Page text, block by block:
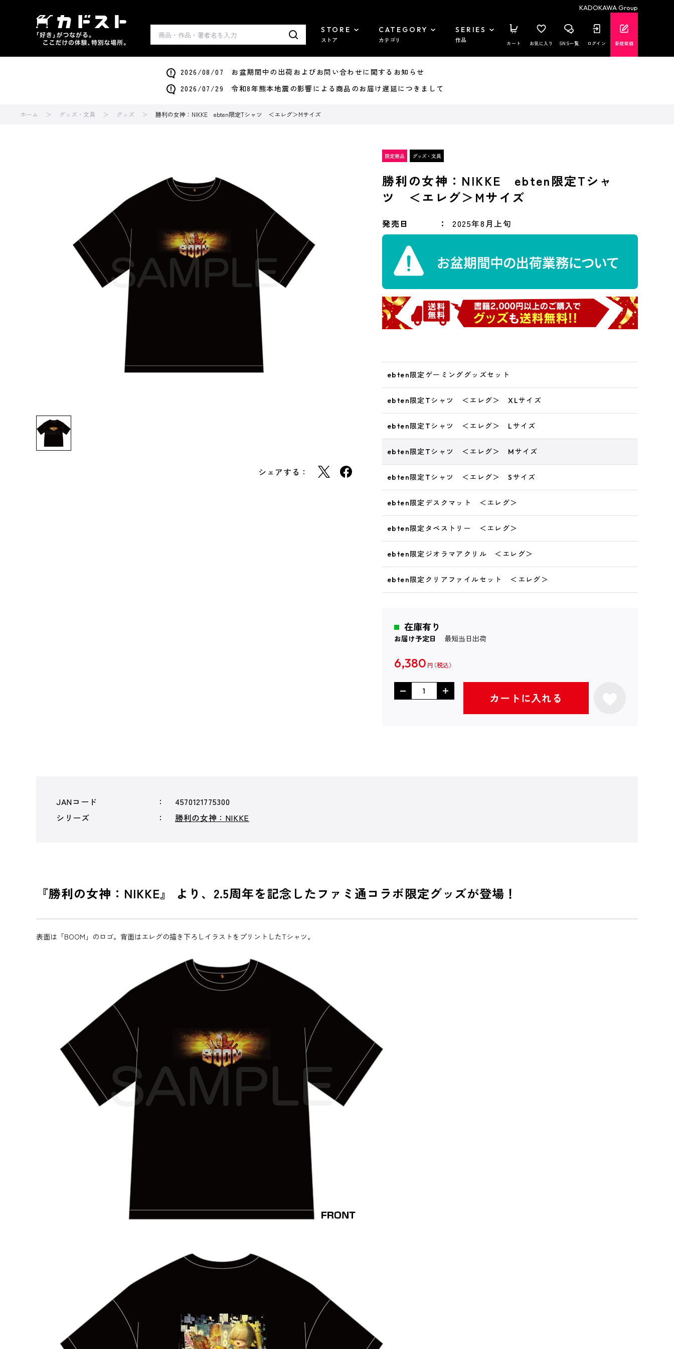
KADOKAWA Group
STORE
ストア
CATEGORY
カテゴリ
SERIES
作品 カート お気に入り SNS一覧 ログイン 新規登録
2026/08/07 お盆期間中の出荷およびお問い合わせに関するお知らせ
2026/07/29 令和8年熊本地震の影響による商品のお届け遅延につきまして
ホーム グッズ・文具 グッズ 勝利の女神：NIKKE ebten限定Tシャツ ＜エレグ＞Mサイズ
シェアする：
勝利の女神：NIKKE ebten限定Tシャ
ツ ＜エレグ＞Mサイズ
発売日 2025年8月上旬
ebten限定ゲーミンググッズセット
ebten限定Tシャツ ＜エレグ＞ XLサイズ
ebten限定Tシャツ ＜エレグ＞ Lサイズ
ebten限定Tシャツ ＜エレグ＞ Mサイズ
ebten限定Tシャツ ＜エレグ＞ Sサイズ
ebten限定デスクマット ＜エレグ＞
ebten限定タペストリー ＜エレグ＞
ebten限定ジオラマアクリル ＜エレグ＞
ebten限定クリアファイルセット ＜エレグ＞
在庫有り
お届け予定日 最短当日出荷
6,380 円
カートに入れる
JANコード
4570121775300
シリーズ
勝利の女神：NIKKE
『勝利の女神：NIKKE』 より、2.5周年を記念したファミ通コラボ限定グッズが登場！
表面は「BOOM」のロゴ。背面はエレグの描き下ろしイラストをプリントしたTシャツ。